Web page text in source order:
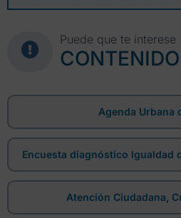
Puede que te interese
Agenda Urbana
Encuesta diagnóstico Igualdad
Atención Ciudadana,